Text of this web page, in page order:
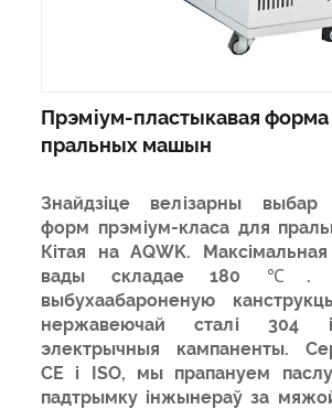
Прэміум-пластыкавая форма
пральных машын
Знайдзіце велізарны выбар
форм прэміум-класа для
Кітая на AQWK.
вады складае 180 ℃.
выбухаабароненую
нержавеючай сталі 304
электрычныя кампаненты.
CE і ISO, мы прапануем
падтрымку інжынераў за